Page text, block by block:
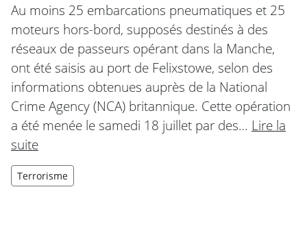
Au moins 25 embarcations pneumatiques et 25
moteurs hors-bord, supposés destinés à des
réseaux de passeurs opérant dans la Manche,
ont été saisis au port de Felixstowe, selon des
informations obtenues auprès de la National
Crime Agency (NCA) britannique. Cette opération
a été menée le samedi 18 juillet par des… Lire la
suite
Terrorisme